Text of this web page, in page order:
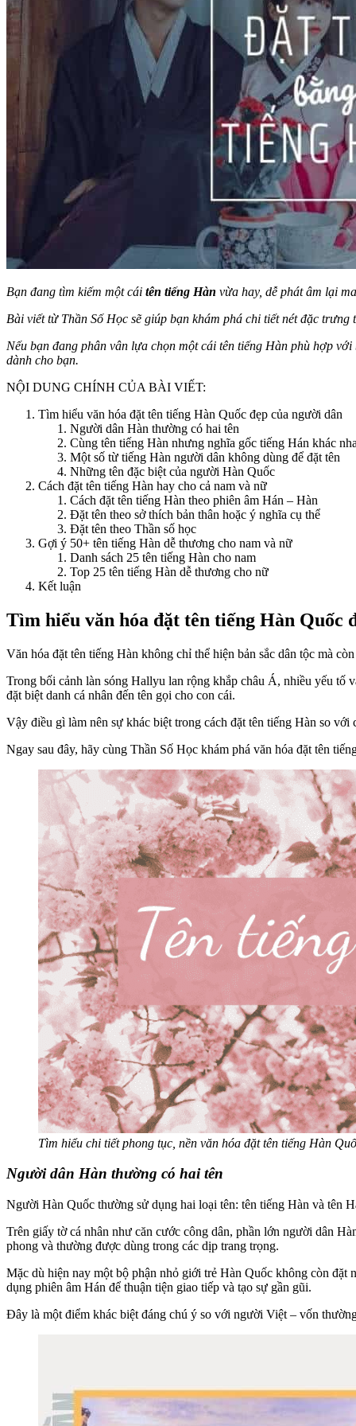
Bạn đang tìm kiếm một cái tên tiếng Hàn vừa hay, dễ phát âm lại
Bài viết từ Thần Số Học sẽ giúp bạn khám phá chi tiết nét đặc
Nếu bạn đang phân vân lựa chọn một cái tên tiếng Hàn phù hợp
dành cho bạn.
NỘI DUNG CHÍNH CỦA BÀI VIẾT:
Tìm hiểu văn hóa đặt tên tiếng Hàn Quốc đẹp của người dân
Người dân Hàn thường có hai tên
Cùng tên tiếng Hàn nhưng nghĩa gốc tiếng Hán khác
Một số từ tiếng Hàn người dân không dùng để đặt tên
Những tên đặc biệt của người Hàn Quốc
Cách đặt tên tiếng Hàn hay cho cả nam và nữ
Cách đặt tên tiếng Hàn theo phiên âm Hán – Hàn
Đặt tên theo sở thích bản thân hoặc ý nghĩa cụ thể
Đặt tên theo Thần số học
Gợi ý 50+ tên tiếng Hàn dễ thương cho nam và nữ
Danh sách 25 tên tiếng Hàn cho nam
Top 25 tên tiếng Hàn dễ thương cho nữ
Kết luận
Tìm hiểu văn hóa đặt tên tiếng Hàn Quốc
Văn hóa đặt tên tiếng Hàn không chỉ thể hiện bản sắc dân tộc mà
Trong bối cảnh làn sóng Hallyu lan rộng khắp châu Á, nhiều yếu
đặt biệt danh cá nhân đến tên gọi cho con cái.
Vậy điều gì làm nên sự khác biệt trong cách đặt tên tiếng Hàn so
Ngay sau đây, hãy cùng Thần Số Học khám phá văn hóa đặt tên
Tìm hiểu chi tiết phong tục, nền văn hóa đặt tên tiếng Hàn
Người dân Hàn thường có hai tên
Người Hàn Quốc thường sử dụng hai loại tên: tên tiếng Hàn và tên
Trên giấy tờ cá nhân như căn cước công dân, phần lớn người dân
phong và thường được dùng trong các dịp trang trọng.
Mặc dù hiện nay một bộ phận nhỏ giới trẻ Hàn Quốc không còn
dụng phiên âm Hán để thuận tiện giao tiếp và tạo sự gần gũi.
Đây là một điểm khác biệt đáng chú ý so với người Việt – vốn